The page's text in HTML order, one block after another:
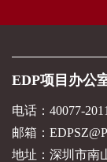
EDP项目办公
电话：40077-
邮箱：
地址：深圳市南